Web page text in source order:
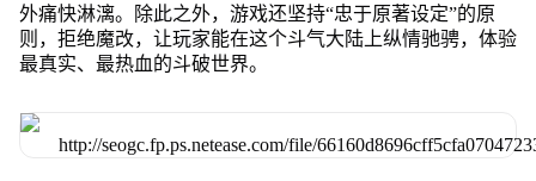
外痛快淋漓。除此之外，游戏还坚持“忠于原著设定”的原
则，拒绝魔改，让玩家能在这个斗气大陆上纵情驰骋，体验
最真实、最热血的斗破世界。